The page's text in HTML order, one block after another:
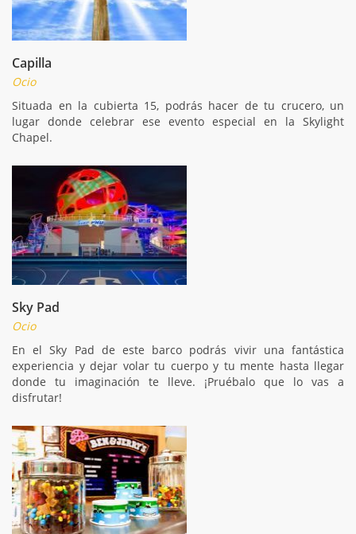
Capilla
Ocio
Situada en la cubierta 15, podrás hacer de tu crucero, un
lugar donde celebrar ese evento especial en la Skylight
Chapel.
Sky Pad
Ocio
En el Sky Pad de este barco podrás vivir una fantástica
experiencia y dejar volar tu cuerpo y tu mente hasta llegar
donde tu imaginación te lleve. ¡Pruébalo que lo vas a
disfrutar!